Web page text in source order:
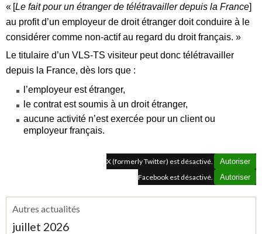
« [Le fait pour un étranger de télétravailler depuis la France]
au profit d’un employeur de droit étranger doit conduire à le
considérer comme non‑actif au regard du droit français. »
Le titulaire d’un VLS‑TS visiteur peut donc télétravailler
depuis la France, dès lors que :
l’employeur est étranger,
le contrat est soumis à un droit étranger,
aucune activité n’est exercée pour un client ou
employeur français.
X (formerly Twitter) est désactivé.
Autoriser
Facebook est désactivé.
Autoriser
Autres actualités
juillet 2026